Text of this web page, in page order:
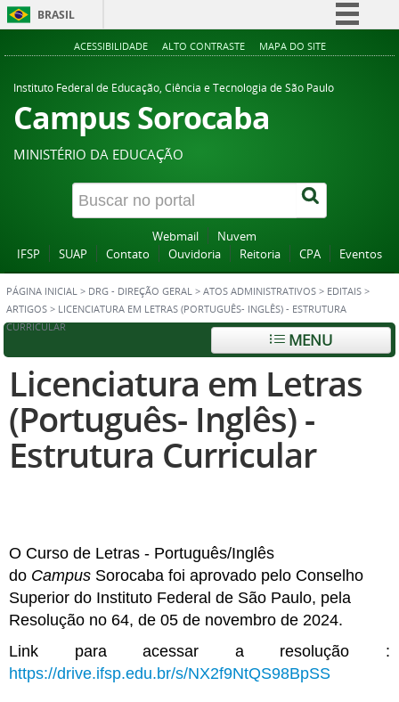
BRASIL
Simplifique!
Acesso à informação
Canais
ACESSIBILIDADE ALTO CONTRASTE MAPA DO SITE
Instituto Federal de Educação, Ciência e Tecnologia de São Paulo
Campus Sorocaba
MINISTÉRIO DA EDUCAÇÃO
Webmail
Nuvem
IFSP
SUAP Contato Ouvidoria Reitoria CPA Eventos
PÁGINA INICIAL > DRG - DIREÇÃO GERAL > ATOS ADMINISTRATIVOS > EDITAIS >
ARTIGOS > LICENCIATURA EM LETRAS (PORTUGUÊS- INGLÊS) - ESTRUTURA
CURRICULAR
MENU
Licenciatura em Letras
(Português- Inglês) -
Estrutura Curricular
O Curso de Letras - Português/Inglês
do Campus Sorocaba foi aprovado pelo Conselho
Superior do Instituto Federal de São Paulo, pela
Resolução no 64, de 05 de novembro de 2024.
Link para acessar a resolução :
https://drive.ifsp.edu.br/s/NX2f9NtQS98BpSS